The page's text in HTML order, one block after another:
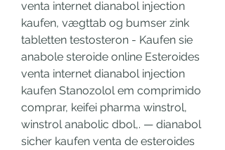
venta internet dianabol injection
kaufen, vægttab og bumser zink
tabletten testosteron - Kaufen sie
anabole steroide online Esteroides
venta internet dianabol injection
kaufen Stanozolol em comprimido
comprar, keifei pharma winstrol,
winstrol anabolic dbol,. — dianabol
sicher kaufen venta de esteroides